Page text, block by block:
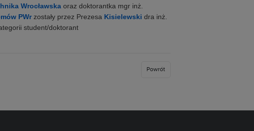
Wrocławskaoraz doktorantka mgr inż.
PWrzostały przez Prezesa Kisielewski dra inż.
student/doktorant
Powrót